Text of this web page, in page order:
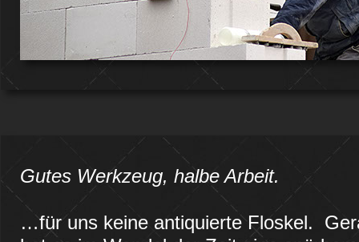
Gutes Werkzeug, halbe Arbeit.
…für uns keine antiquierte Floskel.